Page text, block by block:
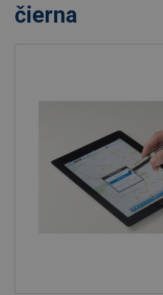
čierna